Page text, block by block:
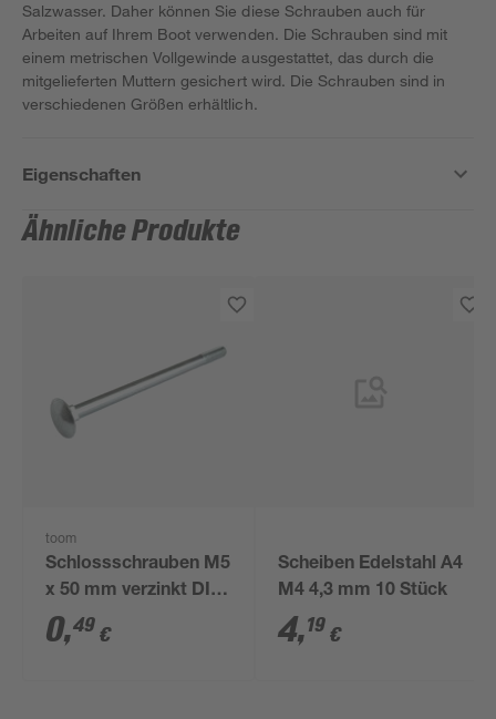
Salzwasser. Daher können Sie diese Schrauben auch für
Arbeiten auf Ihrem Boot verwenden. Die Schrauben sind mit
einem metrischen Vollgewinde ausgestattet, das durch die
mitgelieferten Muttern gesichert wird. Die Schrauben sind in
verschiedenen Größen erhältlich.
Eigenschaften
Ähnliche Produkte
toom
Schlossschrauben M5
x 50 mm verzinkt DIN
603
0,49 €
Scheiben Edelstahl A4
M4 4,3 mm 10 Stück
4,19 €